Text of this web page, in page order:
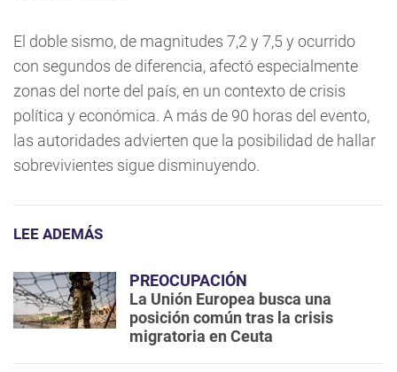
El doble sismo, de magnitudes 7,2 y 7,5 y ocurrido
con segundos de diferencia, afectó especialmente
zonas del norte del país, en un contexto de crisis
política y económica. A más de 90 horas del evento,
las autoridades advierten que la posibilidad de hallar
sobrevivientes sigue disminuyendo.
LEE ADEMÁS
PREOCUPACIÓN
La Unión Europea busca una
posición común tras la crisis
migratoria en Ceuta